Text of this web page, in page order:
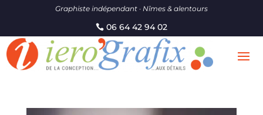
Graphiste indépendant · Nîmes & alentours
06 64 42 94 02